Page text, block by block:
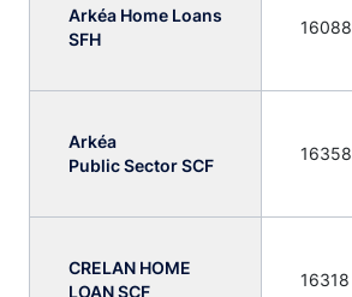
Arkéa Home Loans
SFH
16088
Arkéa
Public Sector SCF
16358
CRELAN HOME
LOAN SCF
16318